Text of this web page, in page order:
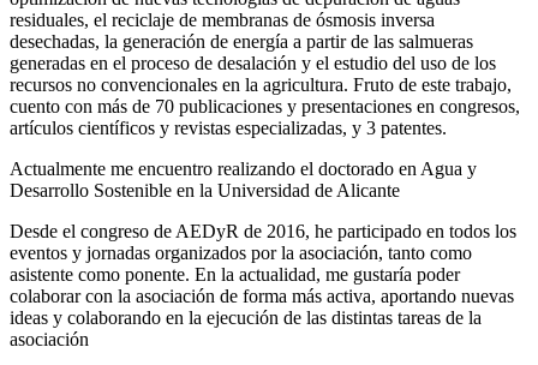
residuales, el reciclaje de membranas de ósmosis inversa
desechadas, la generación de energía a partir de las salmueras
generadas en el proceso de desalación y el estudio del uso de los
recursos no convencionales en la agricultura. Fruto de este trabajo,
cuento con más de 70 publicaciones y presentaciones en congresos,
artículos científicos y revistas especializadas, y 3 patentes.
Actualmente me encuentro realizando el doctorado en Agua y
Desarrollo Sostenible en la Universidad de Alicante
Desde el congreso de AEDyR de 2016, he participado en todos los
eventos y jornadas organizados por la asociación, tanto como
asistente como ponente. En la actualidad, me gustaría poder
colaborar con la asociación de forma más activa, aportando nuevas
ideas y colaborando en la ejecución de las distintas tareas de la
asociación